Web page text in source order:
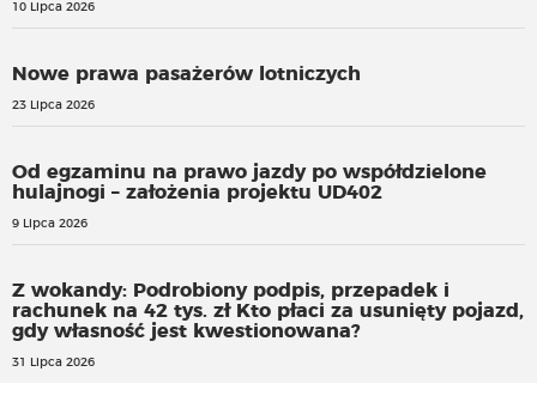
10 Lipca 2026
Nowe prawa pasażerów lotniczych
23 Lipca 2026
Od egzaminu na prawo jazdy po współdzielone
hulajnogi – założenia projektu UD402
9 Lipca 2026
Z wokandy: Podrobiony podpis, przepadek i
rachunek na 42 tys. zł Kto płaci za usunięty pojazd,
gdy własność jest kwestionowana?
31 Lipca 2026